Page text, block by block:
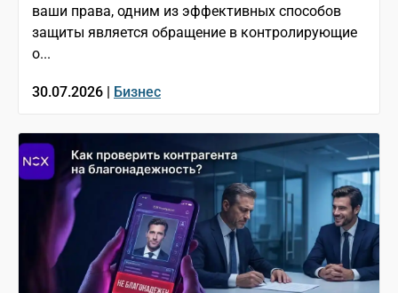
ваши права, одним из эффективных способов
защиты является обращение в контролирующие
о...
30.07.2026 | Бизнес